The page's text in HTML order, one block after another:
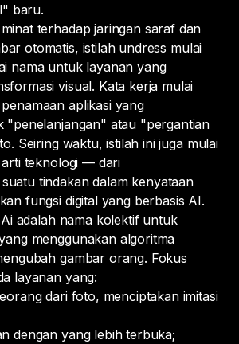
baru.
terhadap jaringan saraf dan
otomatis, istilah undress mulai
nama untuk layanan yang
visual. Kata kerja mulai
aplikasi yang
"penelanjangan" atau "pergantian
Seiring waktu, istilah ini juga mulai
arti teknologi — dari
tindakan dalam kenyataan
fungsi digital yang berbasis AI.
adalah nama kolektif untuk
menggunakan algoritma
gambar orang. Fokus
layanan yang:
dari foto, menciptakan imitasi
dengan yang lebih terbuka;